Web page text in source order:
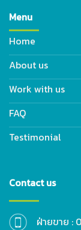
Menu
Home
About us
Work with us
FAQ
Testimonial
Contact us
ฝ่ายขาย :